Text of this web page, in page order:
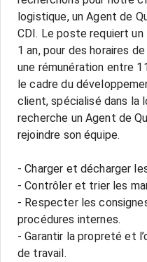
logistique, un Agent de
CDI. Le poste requiert
1 an, pour des horaires
une rémunération entre
le cadre du
client, spécialisé dans la
recherche un Agent de
rejoindre son équipe.
- Charger et décharger
- Contrôler et trier les
- Respecter les
procédures internes.
- Garantir la propreté et
de travail.